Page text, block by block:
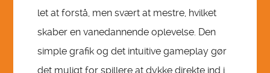
let at forstå, men svært at mestre, hvilket
skaber en vanedannende oplevelse. Den
simple grafik og det intuitive gameplay gør
det muligt for spillere at dykke direkte ind i